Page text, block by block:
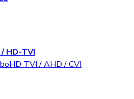
HD-TVI
TVI / AHD / CVI